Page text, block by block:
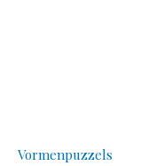
Vormenpuzzels